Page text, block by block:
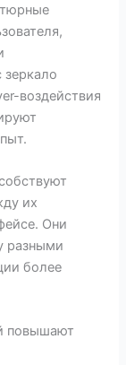
зеркало
воздействия
их
Они
разными
более
повышают